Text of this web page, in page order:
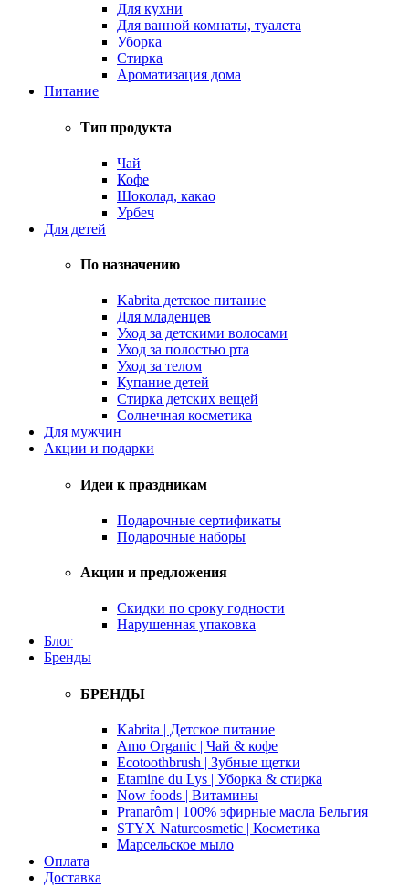
Для кухни
Для ванной комнаты, туалета
Уборка
Стирка
Ароматизация дома
Питание
Тип продукта
Чай
Кофе
Шоколад, какао
Урбеч
Для детей
По назначению
Kabrita детское питание
Для младенцев
Уход за детскими волосами
Уход за полостью рта
Уход за телом
Купание детей
Стирка детских вещей
Солнечная косметика
Для мужчин
Акции и подарки
Идеи к праздникам
Подарочные сертификаты
Подарочные наборы
Акции и предложения
Скидки по сроку годности
Нарушенная упаковка
Блог
Бренды
БРЕНДЫ
Kabrita | Детское питание
Amo Organic | Чай & кофе
Ecotoothbrush | Зубные щетки
Etamine du Lys | Уборка & стирка
Now foods | Витамины
Pranarôm | 100% эфирные масла Бельгия
STYX Naturcosmetic | Косметика
Марсельское мыло
Оплата
Доставка